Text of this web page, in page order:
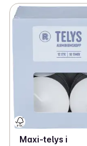
Maxi-telys i